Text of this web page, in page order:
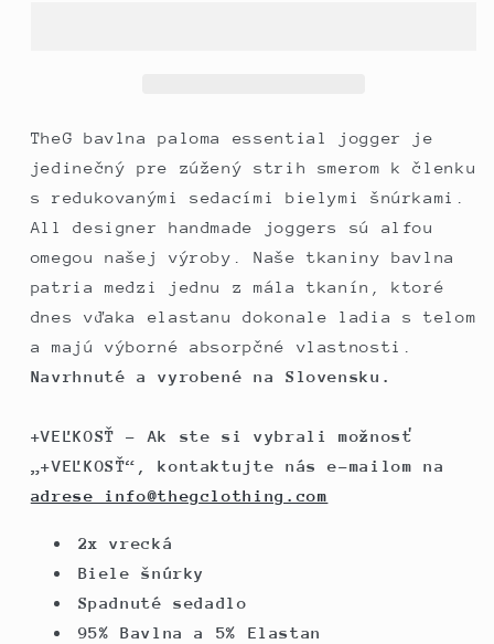
TheG bavlna paloma essential jogger je
jedinečný pre zúžený strih smerom k členku
s redukovanými sedacími bielymi šnúrkami.
All designer handmade joggers sú alfou
omegou našej výroby. Naše tkaniny bavlna
patria medzi jednu z mála tkanín, ktoré
dnes vďaka elastanu dokonale ladia s telom
a majú výborné absorpčné vlastnosti.
Navrhnuté a vyrobené na Slovensku.
+VEĽKOSŤ – Ak ste si vybrali možnosť
„+VEĽKOSŤ“, kontaktujte nás e-mailom na
adrese info@thegclothing.com
2x vrecká
Biele šnúrky
Spadnuté sedadlo
95% Bavlna a 5% Elastan